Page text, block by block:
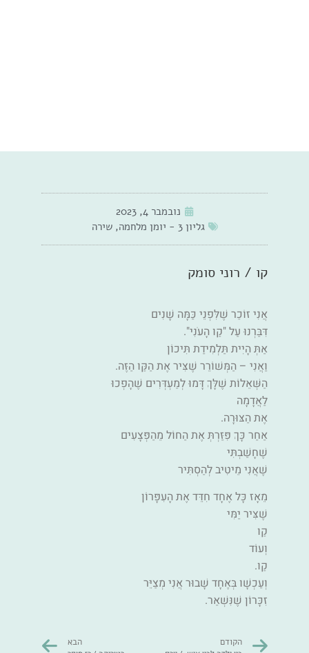
נובמבר 4, 2023
גליון 3 - יומן מלחמה
,שירה
קו / רוני סומק
אֲנִי זוֹכֵר שֶׁלִּפְנֵי כַּמָּה שָׁנִים
דִּבַּרְנוּ עַל "קַו הָעֹנִי".
אַתְּ הָיִית תַּלְמִידַת תִּיכוֹן
וַאֲנִי – הַמְּשׁוֹרֵר שֶׁצִּיר אֶת הַקַּו הַזֶּה.
הַשְּׁאֵלוֹת שֶׁלָּךְ דָּמוּ לְמַעְדְּרִים שֶׁהָפְכוּ
לַאֲדָמָה
אֶת הַצּוּרָה.
אַחַר כָּךְ פִּזַּרְתְּ אֶת הַחוֹל מֵהַפְּצָעִים
שֶׁחָשַׁבְתִּי
שֶׁאֲנִי מֵיטִיב לְהַסְתִּיר
מֵאָז כָּל אֶחָד חִדֵּד אֶת הָעִפָּרוֹן
שֶׁצִּיר יַמִּי
קַו
וְעוֹד
קַו.
וְעַכְשָׁו בְּאֶחָד שָׁבוּר אֲנִי מְצַיֵּר
זִכָּרוֹן שֶׁנִּשְׁאַר.
הקודם הבא